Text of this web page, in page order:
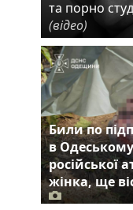
та порно
(відео)
Били по
в
російської
жінка, ще